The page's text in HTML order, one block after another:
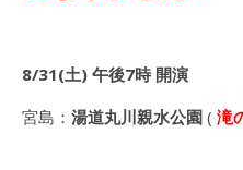
8/31(土) 午後7時 開演
宮島： 湯道丸川親水公園 ( 滝